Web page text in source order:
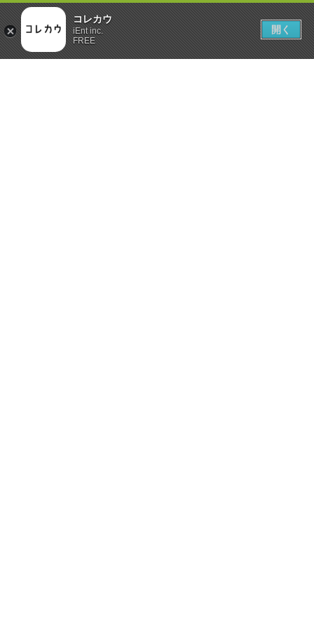
コレカウ
iEnt inc.
FREE
開く